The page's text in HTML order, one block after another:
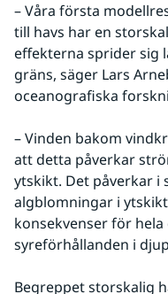
– Våra första
till havs har en
effekterna sprider sig
gräns, säger Lars
oceanografiska
– Vinden bakom
att detta påverkar
ytskikt. Det påverkar i
algblomningar i
konsekvenser för
syreförhållanden i
Begreppet storskalig